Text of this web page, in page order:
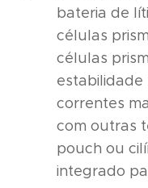
bateria de
células
células
estabilidade
correntes
com outras
pouch ou
integrado